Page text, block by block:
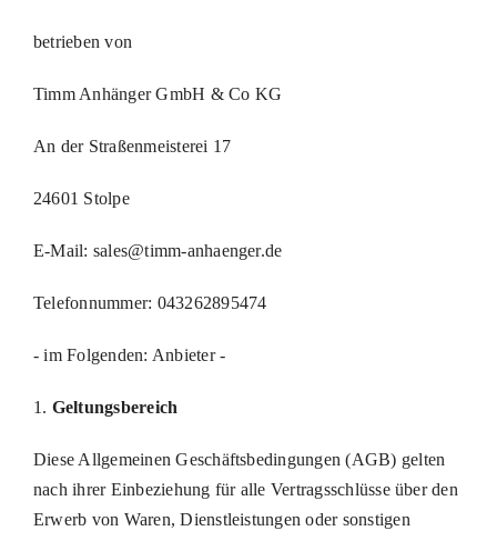
betrieben von
Timm Anhänger GmbH & Co KG
An der Straßenmeisterei 17
24601 Stolpe
E-Mail: sales@timm-anhaenger.de
Telefonnummer: 043262895474
- im Folgenden: Anbieter -
1. Geltungsbereich
Diese Allgemeinen Geschäftsbedingungen (AGB) gelten
nach ihrer Einbeziehung für alle Vertragsschlüsse über den
Erwerb von Waren, Dienstleistungen oder sonstigen